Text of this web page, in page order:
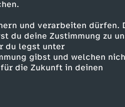
und verarbeiten dürfen.
du deine Zustimmung zu
du legst unter
gibst und welchen
die Zukunft in deinen